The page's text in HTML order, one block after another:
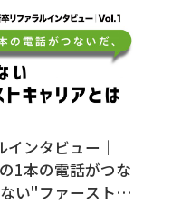
インタビュー｜
1本の電話がつな
い"ファーストキ